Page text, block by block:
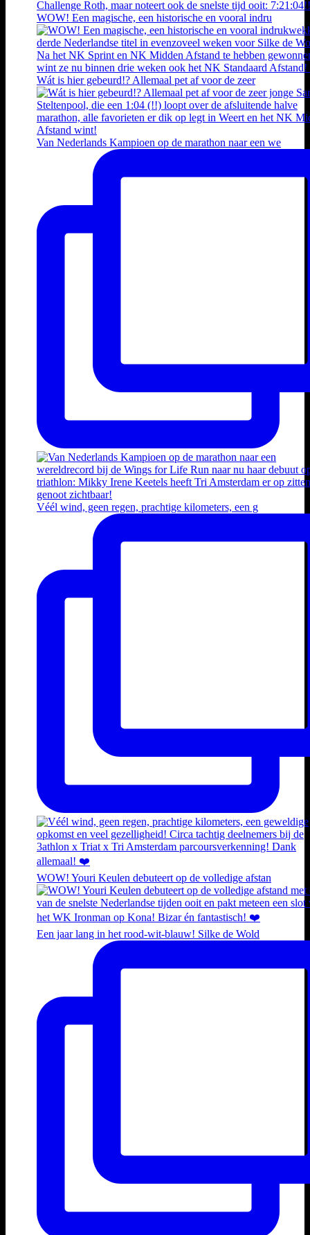
WOW! Een magische, een historische en vooral indru
Wát is hier gebeurd!? Allemaal pet af voor de zeer
Van Nederlands Kampioen op de marathon naar een we
Véél wind, geen regen, prachtige kilometers, een g
WOW! Youri Keulen debuteert op de volledige afstan
Een jaar lang in het rood-wit-blauw! Silke de Wold